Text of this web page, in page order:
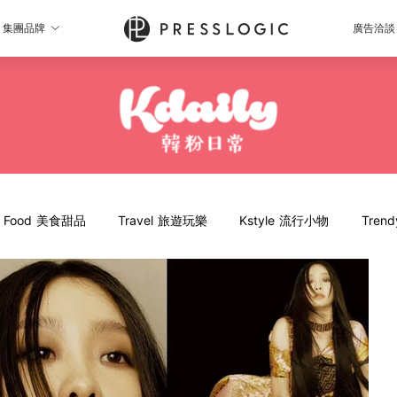
集團品牌 廣告洽談
Food 美食甜品 Travel 旅遊玩樂 Kstyle 流行小物